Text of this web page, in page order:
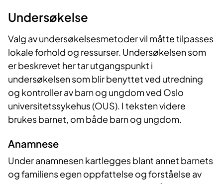
Undersøkelse
Valg av undersøkelsesmetoder vil måtte tilpasses
lokale forhold og ressurser. Undersøkelsen som
er beskrevet her tar utgangspunkt i
undersøkelsen som blir benyttet ved utredning
og kontroller av barn og ungdom ved Oslo
universitetssykehus (OUS). I teksten videre
brukes barnet, om både barn og ungdom.
Anamnese
Under anamnesen kartlegges blant annet barnets
og familiens egen oppfattelse og forståelse av